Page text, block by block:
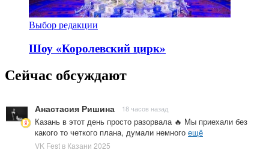
Выбор редакции
Шоу «Королевский цирк»
Сейчас обсуждают
Анастасия Ришина 18 часов назад
Казань в этот день просто разорвала 🔥 Мы приехали без
какого то четкого плана, думали немного ещё
VK Fest в Казани 2025